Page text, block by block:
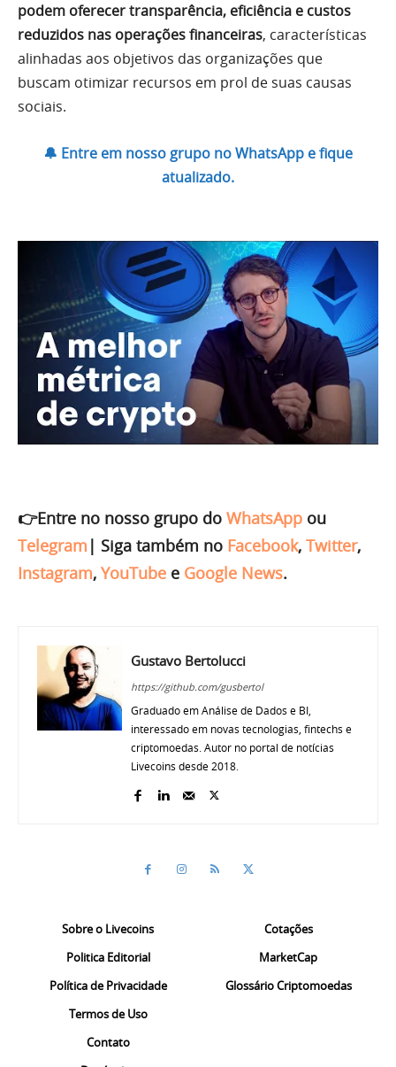
podem oferecer transparência, eficiência e custos
reduzidos nas operações financeiras, características
alinhadas aos objetivos das organizações que
buscam otimizar recursos em prol de suas causas
sociais.
🔔 Entre em nosso grupo no WhatsApp e fique
atualizado.
👉Entre no nosso grupo do WhatsApp ou
Telegram | Siga também no Facebook, Twitter,
Instagram, YouTube e Google News.
Gustavo Bertolucci
https://github.com/gusbertol
Graduado em Análise de Dados e BI,
interessado em novas tecnologias, fintechs e
criptomoedas. Autor no portal de notícias
Livecoins desde 2018.
Sobre o Livecoins
Politica Editorial
Política de Privacidade
Termos de Uso
Contato
Cotações
MarketCap
Glossário Criptomoedas